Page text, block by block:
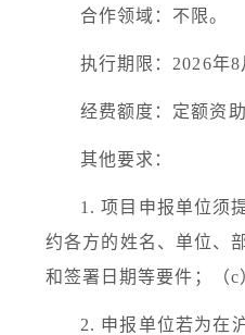
合作领域：不限。
执行期限： 2026年8
经费额度：定额资
其他要求：
1.项目申报单位须
约各方的姓名、单位、
和签署日期等要件；（c
2. 申报单位若为在